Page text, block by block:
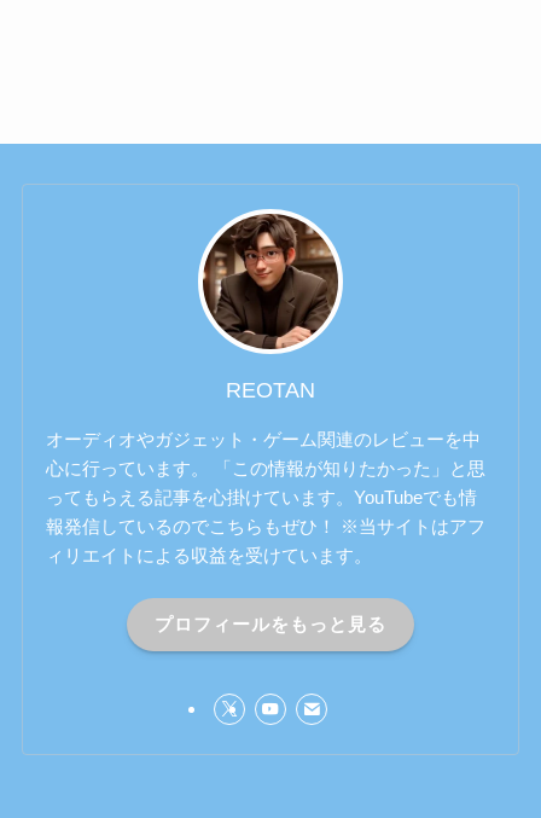
REOTAN
オーディオやガジェット・ゲーム関連のレビューを中
心に行っています。 「この情報が知りたかった」と思
ってもらえる記事を心掛けています。YouTubeでも情
報発信しているのでこちらもぜひ！ ※当サイトはアフ
ィリエイトによる収益を受けています。
プロフィールをもっと見る